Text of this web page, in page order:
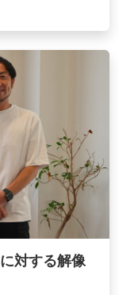
対する解像